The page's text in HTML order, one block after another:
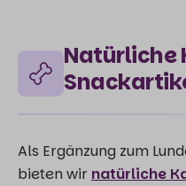
Natürliche
Als Ergänzung zum
bieten wir natürliche